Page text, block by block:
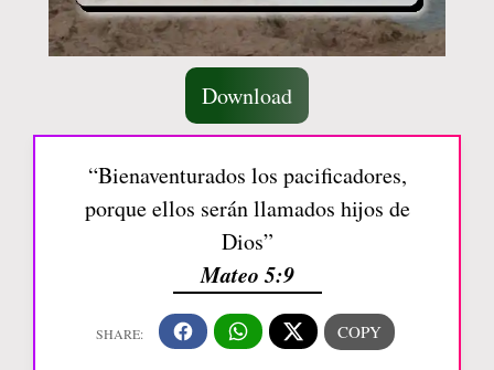
Download
“Bienaventurados los pacificadores,
porque ellos serán llamados hijos de
Dios”
Mateo 5:9